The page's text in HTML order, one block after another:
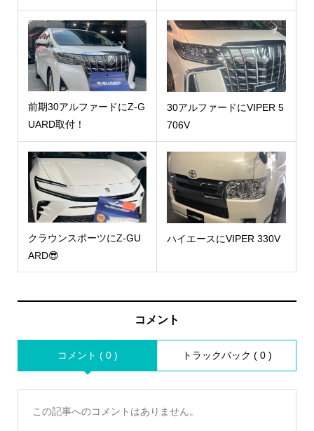
前期30アルファードにZ-G
UARD取付！
30アルファードにVIPER 5
706V
クラウンスポーツにZ-GU
ARD😎
ハイエースにVIPER 330V
コメント
コメント ( 0 ) トラックバック ( 0 )
この記事へのコメントはありません。